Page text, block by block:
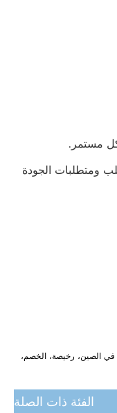
يومًا. يعتمد ذلك على كمية الطلب ومتطلبات الجودة
الصين، صنع في الصين، رخيصة، الخصم،
الفئة ذات الصلة